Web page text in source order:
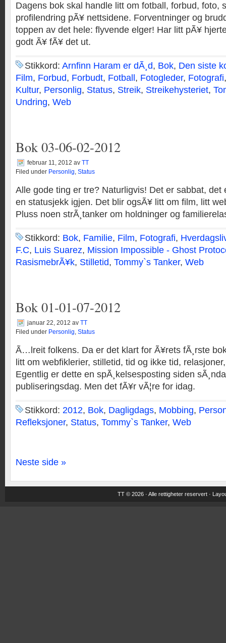
Dagens bok skal handle litt om fotball, forbud, foto,
profilendring pÃ¥ nettsidene. Forventninger og
toppen av det hele: flyvende elger! Har litt pÃ¥
godt Ã¥ fÃ¥ det ut.
Stikkord: Arnfinn Haram er dÃ¸d, Bok, Den siste
Film, Forbud, Forbudt, Fotball , Fotogleder, Fotografi
Kultur, Personlig, Status, Streik, Streikehysteriet,
Undring, Web
Bok 03-06-02-2012
februar 11, 2012 av TT
Filed under Personlig, Status
Alle gode ting er tre? Naturligvis! Det er sabbat, det
en statusjekk igjen. Det blir ogsÃ¥ litt om film, litt
Pluss noen strÃ¸tanker om holdninger og
Stikkord: Bok, Familie, Film, Fotografi,
F.C, Luis Suarez, Mission Impossible - Ghost
RasismebrÃ¥k, Stilletid, Tommy`s Tanker, Web
Bok 01-01-07-2012
januar 22, 2012 av TT
Filed under Personlig, Status
Ã…lreit folkens. Da er det klart for Ã¥rets fÃ¸rste
litt om webfiklerier, stilletid, tid og ikke tid,
Egentlig er dette en spÃ¸kelsesposting siden
publiseringsdag. Men det fÃ¥r vÃ¦re for idag.
Stikkord: 2012, Bok, Dagligdags, Mobbing,
Refleksjoner, Status, Tommy`s Tanker, Web
Neste side »
TT © 2026 · Alle rettigheter reservert ·